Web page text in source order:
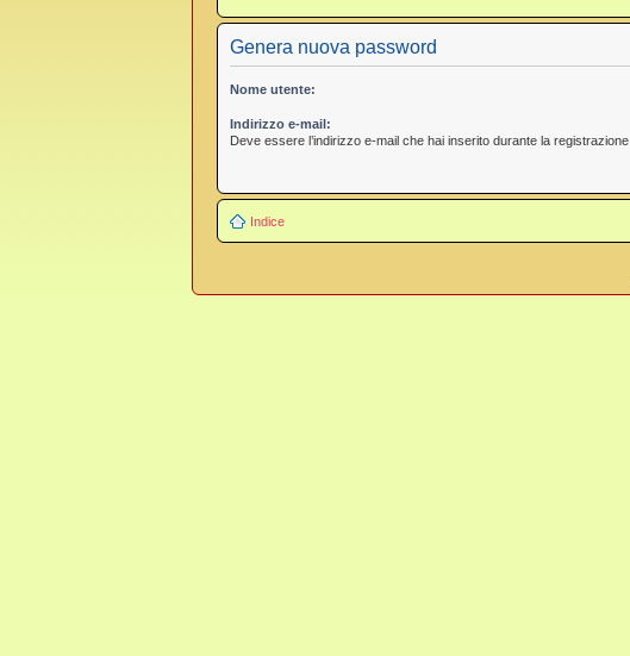
Genera nuova password
Nome utente:
Indirizzo e-mail:
Deve essere l’indirizzo e-mail che hai inserito durante la registrazione.
Indice